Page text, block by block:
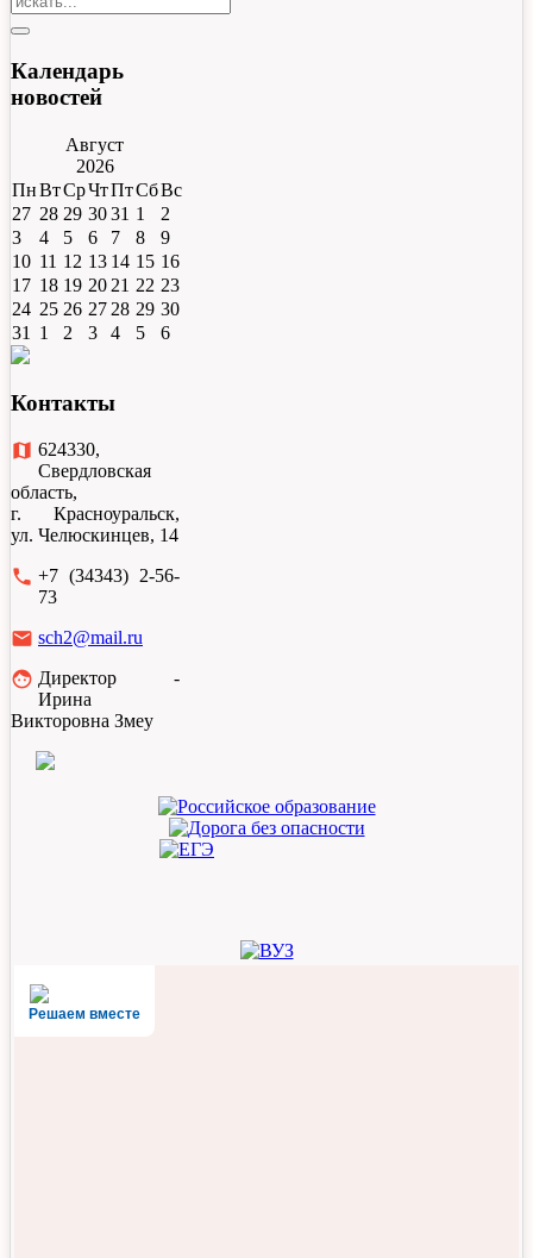
Календарь
новостей
Август
2026
ПнВтСрЧтПтСбВс
27 28 29 3031 1
2
3
4 5 6 7 8
9
10 11 12 13 14 15 16
17 18 19 20 21 22 23
24 25 26 27 28 29 30
31
1 2 3 4 5 6
Контакты
map 624330,
Свердловская
область,
г. Красноуральск,
ул. Челюскинцев, 14
local_phone +7 (34343) 2-56-
73
email sch2@mail.ru
face Директор -
Ирина
Викторовна Змеу
Решаем вместе